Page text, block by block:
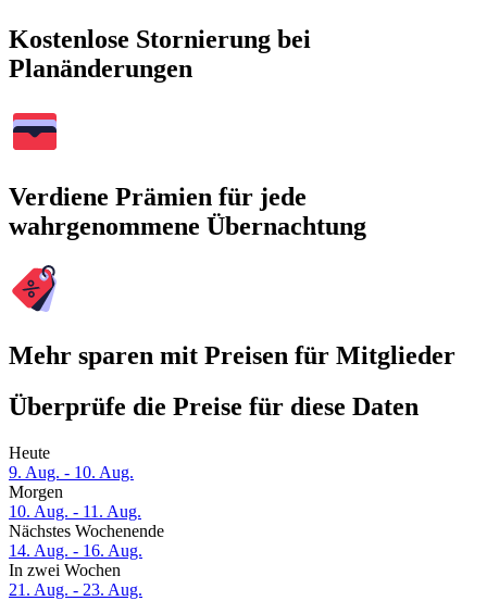
Kostenlose Stornierung bei
Planänderungen
Verdiene Prämien für jede
wahrgenommene Übernachtung
Mehr sparen mit Preisen für Mitglieder
Überprüfe die Preise für diese Daten
Heute
9. Aug. - 10. Aug.
Morgen
10. Aug. - 11. Aug.
Nächstes Wochenende
14. Aug. - 16. Aug.
In zwei Wochen
21. Aug. - 23. Aug.